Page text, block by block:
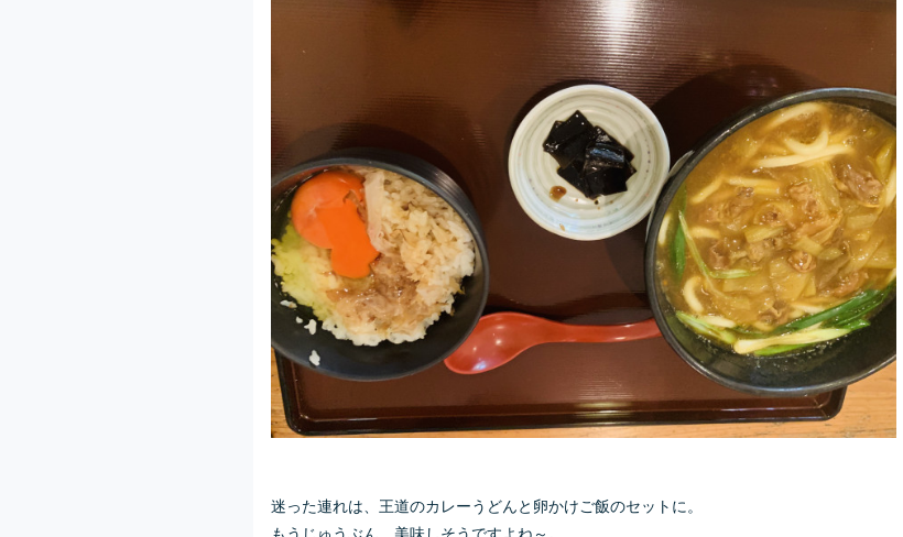
迷った連れは、王道のカレーうどんと卵かけご飯のセットに。